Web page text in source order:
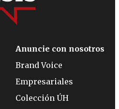
Anuncie con nosotros
Brand Voice
Empresariales
Colección ÚH